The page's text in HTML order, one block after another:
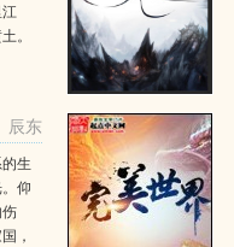
。
辰东
生
仰
，